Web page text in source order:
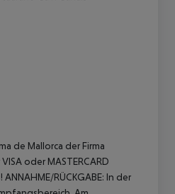
de Mallorca der Firma
oder MASTERCARD
ANNAHME/RÜCKGABE: In der